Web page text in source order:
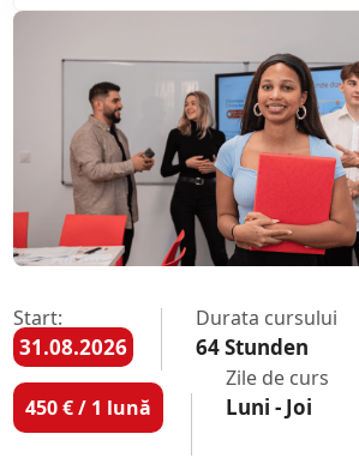
Start:
31.08.2026
Durata cursului
64 Stunden
450 € / 1 lună
Zile de curs
Luni - Joi